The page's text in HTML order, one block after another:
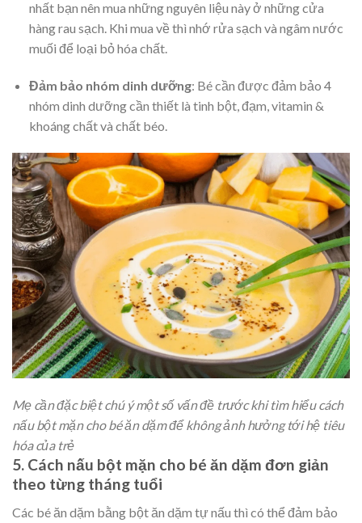
nhất bạn nên mua những nguyên liệu này ở những cửa
hàng rau sạch. Khi mua về thì nhớ rửa sạch và ngâm nước
muối để loại bỏ hóa chất.
Đảm bảo nhóm dinh dưỡng: Bé cần được đảm bảo 4
nhóm dinh dưỡng cần thiết là tinh bột, đạm, vitamin &
khoáng chất và chất béo.
Mẹ cần đặc biệt chú ý một số vấn đề trước khi tìm hiểu cách
nấu bột mặn cho bé ăn dặm để không ảnh hưởng tới hệ tiêu
hóa của trẻ
5. Cách nấu bột mặn cho bé ăn dặm đơn giản
theo từng tháng tuổi
Các bé ăn dặm bằng bột ăn dặm tự nấu thì có thể đảm bảo